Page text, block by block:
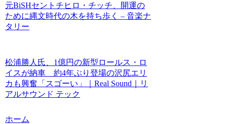
元BiSHセントチヒロ・チッチ、開運の
ために縄文時代の木を持ち歩く – 音楽ナ
タリー
松浦勝人氏、1億円の新型ロールス・ロ
イスが納車 約4年ぶり登場の沢尻エリ
カも興奮「スゴーい」｜Real Sound｜リ
アルサウンド テック
ホーム